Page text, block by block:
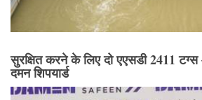
सुरक्षित करने के लिए दो एएसडी 2411
दमन शिपयार्ड